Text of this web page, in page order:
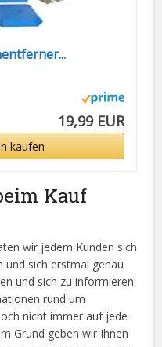
19,99 EUR
kaufen
Kauf
wir jedem Kunden sich
und sich erstmal genau
und sich zu informieren.
rund um
nicht immer auf jede
Grund geben wir Ihnen